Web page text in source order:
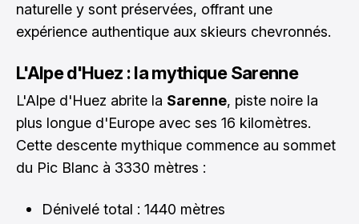
naturelle y sont préservées, offrant une
expérience authentique aux skieurs chevronnés.
L'Alpe d'Huez : la mythique Sarenne
L'Alpe d'Huez abrite la Sarenne, piste noire la
plus longue d'Europe avec ses 16 kilomètres.
Cette descente mythique commence au sommet
du Pic Blanc à 3330 mètres :
Dénivelé total : 1440 mètres